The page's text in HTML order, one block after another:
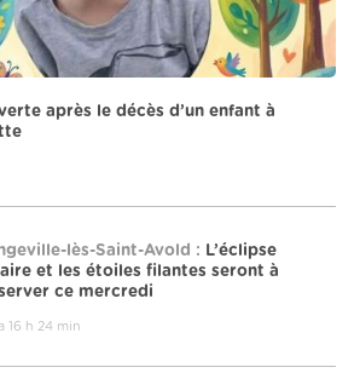
après le décès d’un enfant à
lès-Saint-Avold : L’éclipse
et les étoiles filantes seront à
ce mercredi
16 h 24 min